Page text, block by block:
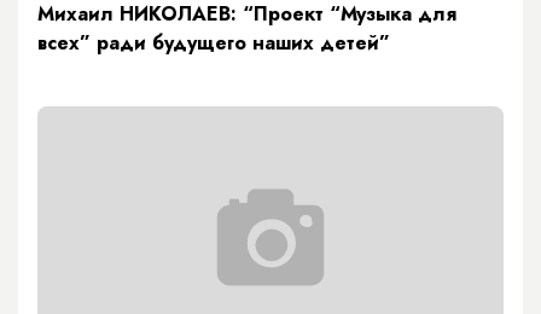
Михаил НИКОЛАЕВ: “Проект “Музыка для
всех” ради будущего наших детей”